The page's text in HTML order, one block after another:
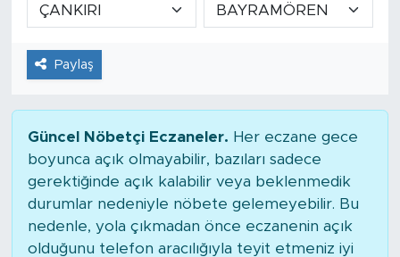
Paylaş
Güncel Nöbetçi Eczaneler. Her eczane gece
boyunca açık olmayabilir, bazıları sadece
gerektiğinde açık kalabilir veya beklenmedik
durumlar nedeniyle nöbete gelemeyebilir. Bu
nedenle, yola çıkmadan önce eczanenin açık
olduğunu telefon aracılığıyla teyit etmeniz iyi